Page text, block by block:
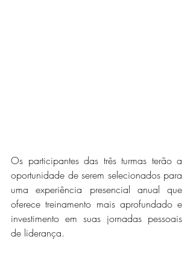
Os participantes das três turmas terão a
oportunidade de serem selecionados para
uma experiência presencial anual que
oferece treinamento mais aprofundado e
investimento em suas jornadas pessoais
de liderança.